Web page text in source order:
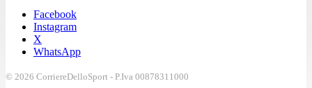
Facebook
Instagram
X
WhatsApp
© 2026 CorriereDelloSport - P.Iva 00878311000